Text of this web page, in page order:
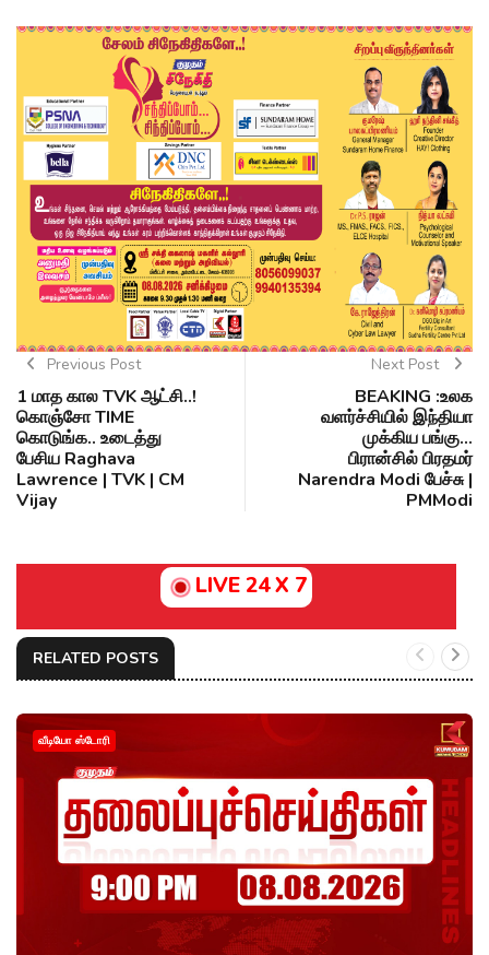
Previous Post
1 மாத கால TVK ஆட்சி..!
கொஞ்சோ TIME
கொடுங்க.. உடைத்து
பேசிய Raghava
Lawrence | TVK | CM
Vijay
Next Post
BEAKING :உலக
வளர்ச்சியில் இந்தியா
முக்கிய பங்கு...
பிரான்சில் பிரதமர்
Narendra Modi பேச்சு |
PMModi
LIVE 24 X 7
RELATED POSTS
வீடியோ ஸ்டோரி